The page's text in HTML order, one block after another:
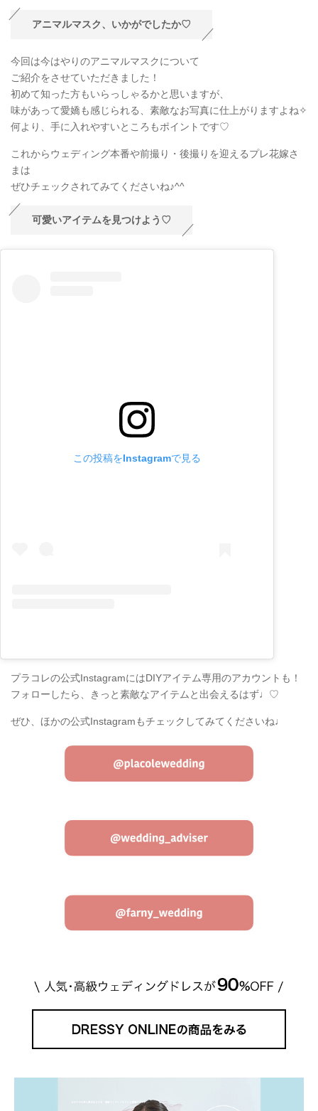
アニマルマスク、いかがでしたか♡
今回は今はやりのアニマルマスクについて
ご紹介をさせていただきました！
初めて知った方もいらっしゃるかと思いますが、
味があって愛嬌も感じられる、素敵なお写真に仕上がりますよね✧
何より、手に入れやすいところもポイントです♡
これからウェディング本番や前撮り・後撮りを迎えるプレ花嫁さ
まは
ぜひチェックされてみてくださいね♪^^
可愛いアイテムを見つけよう♡
この投稿をInstagramで見る
プラコレの公式InstagramにはDIYアイテム専用のアカウントも！
フォローしたら、きっと素敵なアイテムと出会えるはず♩♡
ぜひ、ほかの公式Instagramもチェックしてみてくださいね♩